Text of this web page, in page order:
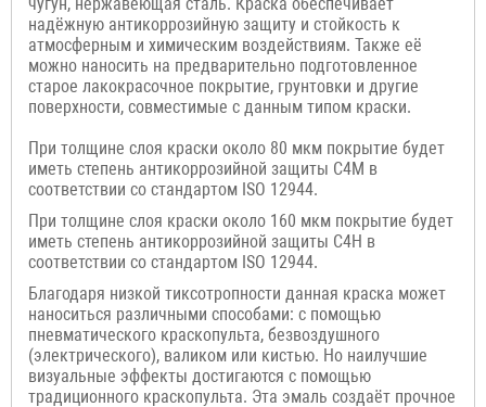
чугун, нержавеющая сталь. Краска обеспечивает
надёжную антикоррозийную защиту и стойкость к
атмосферным и химическим воздействиям. Также её
можно наносить на предварительно подготовленное
старое лакокрасочное покрытие, грунтовки и другие
поверхности, совместимые с данным типом краски.
При толщине слоя краски около 80 мкм покрытие будет
иметь степень антикоррозийной защиты C4M в
соответствии со стандартом ISO 12944.
При толщине слоя краски около 160 мкм покрытие будет
иметь степень антикоррозийной защиты C4H в
соответствии со стандартом ISO 12944.
Благодаря низкой тиксотропности данная краска может
наноситься различными способами: с помощью
пневматического краскопульта, безвоздушного
(электрического), валиком или кистью. Но наилучшие
визуальные эффекты достигаются с помощью
традиционного краскопульта. Эта эмаль создаёт прочное